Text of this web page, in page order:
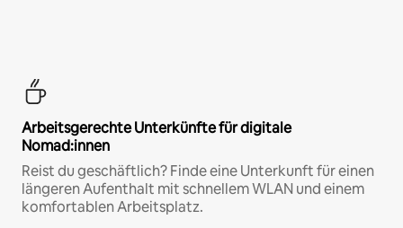
Arbeitsgerechte Unterkünfte für digitale
Nomad:innen
Reist du geschäftlich? Finde eine Unterkunft für einen
längeren Aufenthalt mit schnellem WLAN und einem
komfortablen Arbeitsplatz.